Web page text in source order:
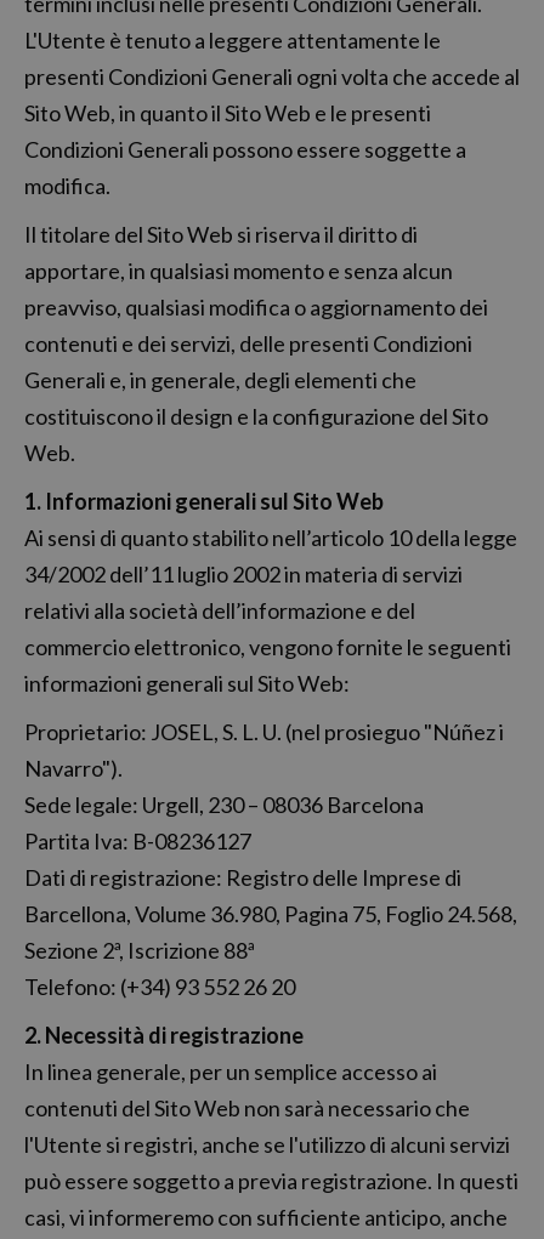
L'Utente è tenuto a leggere attentamente le
presenti Condizioni Generali ogni volta che accede al
Sito Web, in quanto il Sito Web e le presenti
Condizioni Generali possono essere soggette a
modifica.
Il titolare del Sito Web si riserva il diritto di
apportare, in qualsiasi momento e senza alcun
preavviso, qualsiasi modifica o aggiornamento dei
contenuti e dei servizi, delle presenti Condizioni
Generali e, in generale, degli elementi che
costituiscono il design e la configurazione del Sito
Web.
1. Informazioni generali sul Sito Web
Ai sensi di quanto stabilito nell’articolo 10 della legge
34/2002 dell’11 luglio 2002 in materia di servizi
relativi alla società dell’informazione e del
commercio elettronico, vengono fornite le seguenti
informazioni generali sul Sito Web:
Proprietario: JOSEL, S. L. U. (nel prosieguo "Núñez i
Navarro").
Sede legale: Urgell, 230 – 08036 Barcelona
Partita Iva: B-08236127
Dati di registrazione: Registro delle Imprese di
Barcellona, Volume 36.980, Pagina 75, Foglio 24.568,
Sezione 2ª, Iscrizione 88ª
Telefono: (+34) 93 552 26 20
2. Necessità di registrazione
In linea generale, per un semplice accesso ai
contenuti del Sito Web non sarà necessario che
l'Utente si registri, anche se l'utilizzo di alcuni servizi
può essere soggetto a previa registrazione. In questi
casi, vi informeremo con sufficiente anticipo, anche